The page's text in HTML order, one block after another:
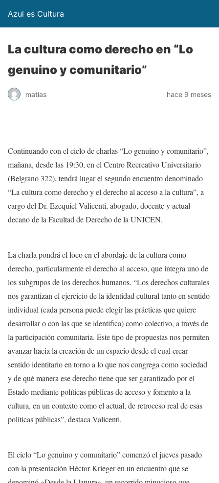
Azul es Cultura
La cultura como derecho en “Lo
genuino y comunitario”
matias hace 9 meses
Continuando con el ciclo de charlas “Lo genuino y comunitario”,
mañana, desde las 19:30, en el Centro Recreativo Universitario
(Belgrano 322), tendrá lugar el segundo encuentro denominado
“La cultura como derecho y el derecho al acceso a la cultura”, a
cargo del Dr. Ezequiel Valicenti, abogado, docente y actual
decano de la Facultad de Derecho de la UNICEN.
La charla pondrá el foco en el abordaje de la cultura como
derecho, particularmente el derecho al acceso, que integra uno de
los subgrupos de los derechos humanos. “Los derechos culturales
nos garantizan el ejercicio de la identidad cultural tanto en sentido
individual (cada persona puede elegir las prácticas que quiere
desarrollar o con las que se identifica) como colectivo, a través de
la participación comunitaria. Este tipo de propuestas nos permiten
avanzar hacia la creación de un espacio desde el cual crear
sentido identitario en torno a lo que nos congrega como sociedad
y de qué manera ese derecho tiene que ser garantizado por el
Estado mediante políticas públicas de acceso y fomento a la
cultura, en un contexto como el actual, de retroceso real de esas
políticas públicas”, destaca Valicenti.
El ciclo “Lo genuino y comunitario” comenzó el jueves pasado
con la presentación Héctor Krieger en un encuentro que se